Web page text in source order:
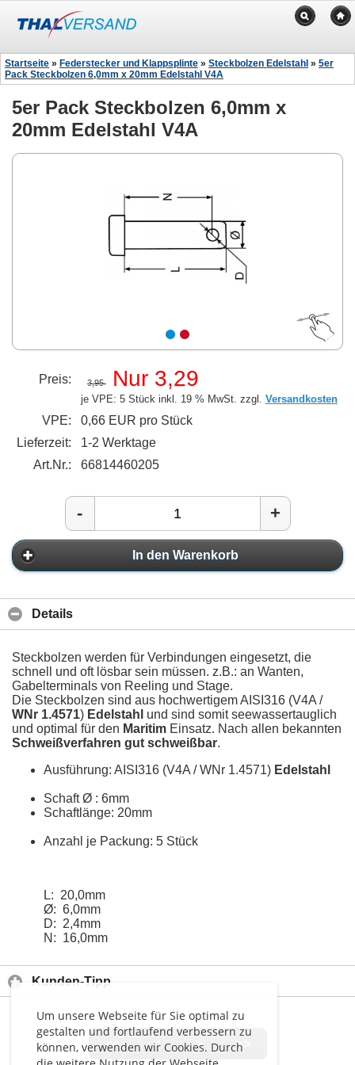
Um unsere Webseite für Sie optimal zu
gestalten und fortlaufend verbessern zu
können, verwenden wir Cookies. Durch
Startseite » Federstecker und Klappsplinte » Steckbolzen Edelstahl » 5er
Pack Steckbolzen 6,0mm x 20mm Edelstahl V4A
5er Pack Steckbolzen 6,0mm x
20mm Edelstahl V4A
Preis: 3,95 Nur 3,29
je VPE: 5 Stück inkl. 19 % MwSt. zzgl. Versandkosten
VPE:
0,66 EUR pro Stück
Lieferzeit:
1-2 Werktage
Art.Nr.:
66814460205
- +
In den Warenkorb
Details
Steckbolzen werden für Verbindungen eingesetzt, die
schnell und oft lösbar sein müssen. z.B.: an Wanten,
Gabelterminals von Reeling und Stage.
Die Steckbolzen sind aus hochwertigem AISI316 (V4A /
WNr 1.4571) Edelstahl und sind somit seewassertauglich
und optimal für den Maritim Einsatz. Nach allen bekannten
Schweißverfahren gut schweißbar.
Ausführung: AISI316 (V4A / WNr 1.4571) Edelstahl
Schaft Ø : 6mm
Schaftlänge: 20mm
Anzahl je Packung: 5 Stück
L: 20,0mm
Ø: 6,0mm
D: 2,4mm
N: 16,0mm
Kunden-Tipp
<< < > >>